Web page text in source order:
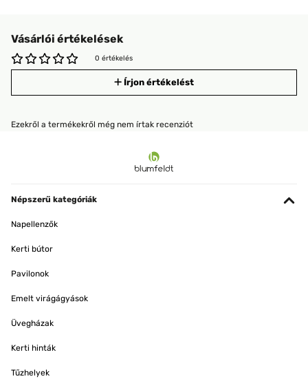
Vásárlói értékelések
0 értékelés
Írjon értékelést
Ezekről a termékekről még nem írtak recenziót
Népszerű kategóriák
Napellenzők
Kerti bútor
Pavilonok
Emelt virágágyások
Üvegházak
Kerti hinták
Tűzhelyek